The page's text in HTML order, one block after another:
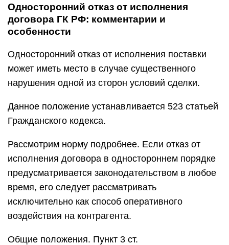
Односторонний отказ от исполнения
договора ГК РФ: комментарии и
особенности
Односторонний отказ от исполнения поставки
может иметь место в случае существенного
нарушения одной из сторон условий сделки.
Данное положение устанавливается 523 статьей
Гражданского кодекса.
Рассмотрим норму подробнее. Если отказ от
исполнения договора в одностороннем порядке
предусматривается законодательством в любое
время, его следует рассматривать
исключительно как способ оперативного
воздействия на контрагента.
Общие положения. Пункт 3 ст.